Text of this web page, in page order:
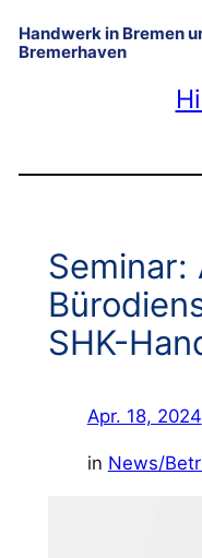
Zum
Inhalt
Handwerk in Bremen
Bremerhaven
Seminar:
SHK-
Apr. 18, 2024
in News/